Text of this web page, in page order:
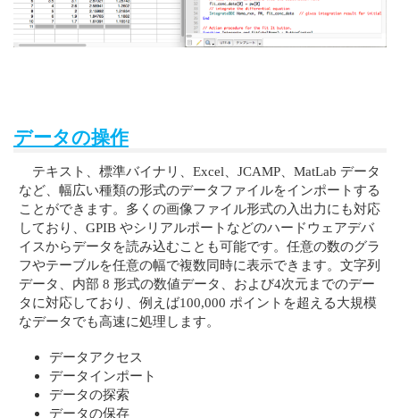
データの操作
テキスト、標準バイナリ、Excel、JCAMP、MatLab データ
など、幅広い種類の形式のデータファイルをインポートする
ことができます。多くの画像ファイル形式の入出力にも対応
しており、GPIB やシリアルポートなどのハードウェアデバ
イスからデータを読み込むことも可能です。任意の数のグラ
フやテーブルを任意の幅で複数同時に表示できます。文字列
データ、内部 8 形式の数値データ、および4次元までのデー
タに対応しており、例えば100,000 ポイントを超える大規模
なデータでも高速に処理します。
データアクセス
データインポート
データの探索
データの保存